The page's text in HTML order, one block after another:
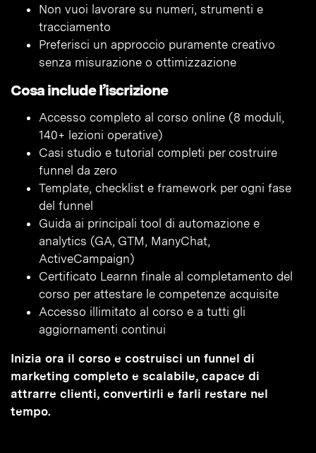
Non vuoi lavorare su numeri, strumenti e
tracciamento
Preferisci un approccio puramente creativo
senza misurazione o ottimizzazione
Cosa include l’iscrizione
Accesso completo al corso online (8 moduli,
140+ lezioni operative)
Casi studio e tutorial completi per costruire
funnel da zero
Template, checklist e framework per ogni fase
del funnel
Guida ai principali tool di automazione e
analytics (GA, GTM, ManyChat,
ActiveCampaign)
Certificato Learnn finale al completamento del
corso per attestare le competenze acquisite
Accesso illimitato al corso e a tutti gli
aggiornamenti continui
Inizia ora il corso e costruisci un funnel di
marketing completo e scalabile, capace di
attrarre clienti, convertirli e farli restare nel
tempo.